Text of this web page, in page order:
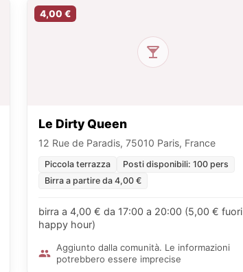
4,00 €
Le Dirty Queen
12 Rue de Paradis, 75010 Paris, France
Piccola terrazza
Posti disponibili: 100 pers
Birra a partire da 4,00 €
birra a 4,00 € da 17:00 a 20:00 (5,00 € fuori
happy hour)
Aggiunto dalla comunità. Le informazioni
potrebbero essere imprecise